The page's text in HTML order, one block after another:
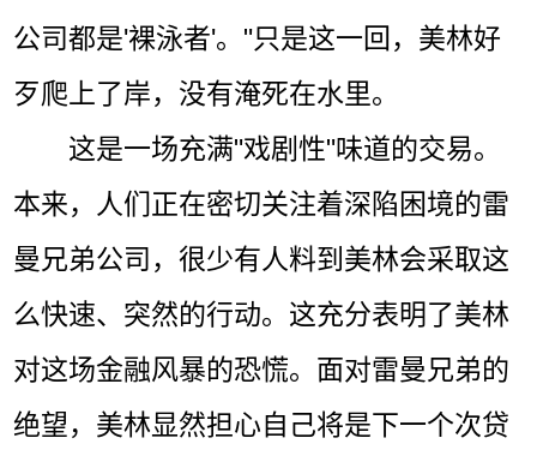
公司都是'裸泳者'。"只是这一回，美林好
歹爬上了岸，没有淹死在水里。
这是一场充满"戏剧性"味道的交易。
本来，人们正在密切关注着深陷困境的雷
曼兄弟公司，很少有人料到美林会采取这
么快速、突然的行动。这充分表明了美林
对这场金融风暴的恐慌。面对雷曼兄弟的
绝望，美林显然担心自己将是下一个次贷